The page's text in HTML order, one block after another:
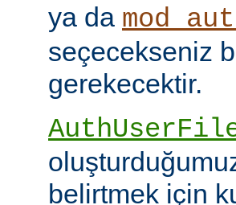
ya da
seçecekseniz
gerekecektir.
belirtmek için